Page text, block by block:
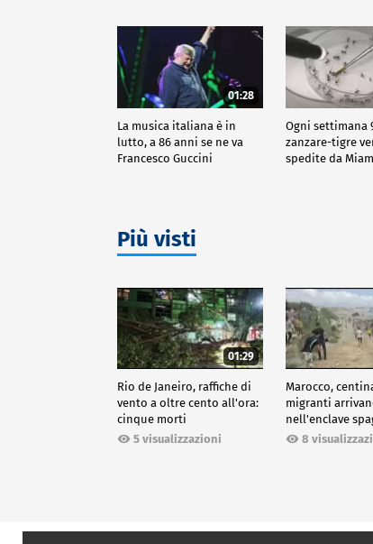
01:28
La musica italiana è in
lutto, a 86 anni se ne va
Francesco Guccini
Ogni settimana
zanzare-tigre
spedite da
Più visti
01:29
Rio de Janeiro, raffiche di
vento a oltre cento all'ora:
cinque morti
5 visualizzazioni
Marocco,
migranti
nell'enclave
Ceuta
8